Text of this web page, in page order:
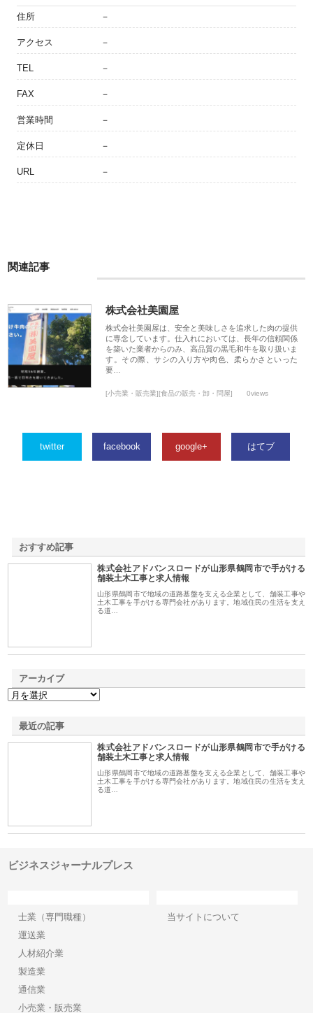
住所 －
アクセス －
TEL －
FAX －
営業時間 －
定休日 －
URL －
関連記事
株式会社美園屋
株式会社美園屋は、安全と美味しさを追求した肉の提供
に専念しています。仕入れにおいては、長年の信頼関係
を築いた業者からのみ、高品質の黒毛和牛を取り扱いま
す。その際、サシの入り方や肉色、柔らかさといった
要…
[小売業・販売業][食品の販売・卸・問屋] 0views
twitter facebook google+ はてブ
おすすめ記事
株式会社アドバンスロードが山形県鶴岡市で手がける
舗装土木工事と求人情報
山形県鶴岡市で地域の道路基盤を支える企業として、舗装工事や
土木工事を手がける専門会社があります。地域住民の生活を支え
る道…
アーカイブ
最近の記事
株式会社アドバンスロードが山形県鶴岡市で手がける
舗装土木工事と求人情報
山形県鶴岡市で地域の道路基盤を支える企業として、舗装工事や
土木工事を手がける専門会社があります。地域住民の生活を支え
る道…
ビジネスジャーナルプレス
士業（専門職種）
運送業
人材紹介業
製造業
通信業
小売業・販売業
当サイトについて